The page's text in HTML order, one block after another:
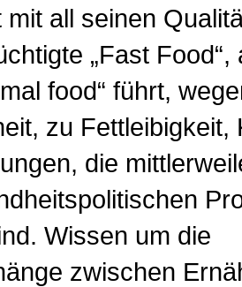
mit all seinen
„Fast Food“,
food“ führt,
zu Fettleibigkeit,
die
Wissen um die
zwischen